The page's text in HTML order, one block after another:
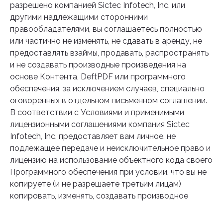
разрешено компанией Sictec Infotech, Inc. или
другими надлежащими сторонними
правообладателями, вы соглашаетесь полностью
или частично не изменять, не сдавать в аренду, не
предоставлять взаймы, продавать, распространять
и не создавать производные произведения на
основе Контента, DeftPDF или программного
обеспечения, за исключением случаев, специально
оговоренных в отдельном письменном соглашении.
В соответствии с Условиями и применимыми
лицензионными соглашениями компания Sictec
Infotech, Inc. предоставляет вам личное, не
подлежащее передаче и неисключительное право и
лицензию на использование объектного кода своего
Программного обеспечения при условии, что вы не
копируете (и не разрешаете третьим лицам)
копировать, изменять, создавать производное